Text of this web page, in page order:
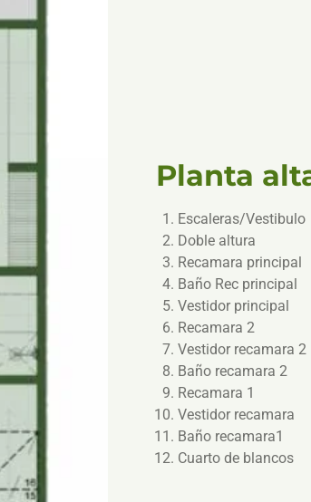
Planta
Escaleras/Vestibulo
Doble altura
Recamara principal
Baño Rec principal
Vestidor principal
Recamara 2
Vestidor recamara 2
Baño recamara 2
Recamara 1
Vestidor recamara
Baño recamara1
Cuarto de blancos